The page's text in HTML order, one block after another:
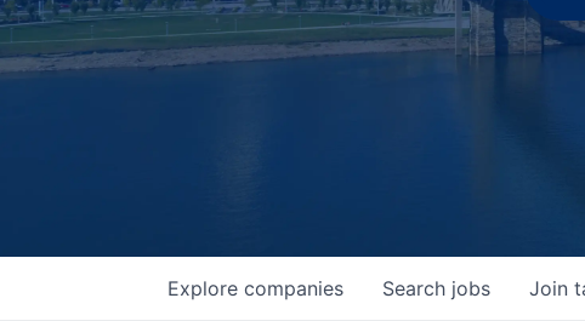
Search jobs
Explore companies Join